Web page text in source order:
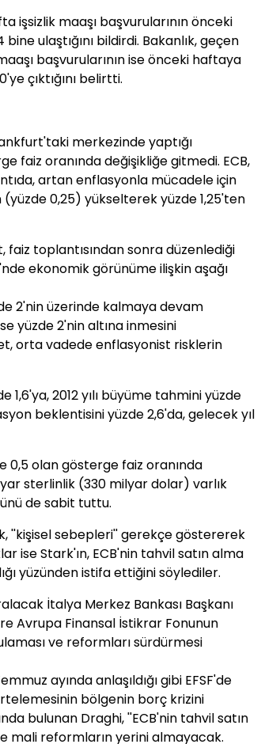
işsizlik maaşı başvurularının önceki
ulaştığını bildirdi. Bakanlık, geçen
başvurularının ise önceki haftaya
çıktığını belirtti.
merkezinde yaptığı
faiz oranında değişikliğe gitmedi. ECB,
artan enflasyonla mücadele için
0,25) yükselterek yüzde 1,25'ten
faiz toplantısından sonra düzenlediği
ekonomik görünüme ilişkin aşağı
2'nin üzerinde kalmaya devam
yüzde 2'nin altına inmesini
orta vadede enflasyonist risklerin
1,6'ya, 2012 yılı büyüme tahmini yüzde
beklentisini yüzde 2,6'da, gelecek yıl
0,5 olan gösterge faiz oranında
sterlinlik (330 milyar dolar) varlık
de sabit tuttu.
''kişisel sebepleri'' gerekçe göstererek
ise Stark'ın, ECB'nin tahvil satın alma
yüzünden istifa ettiğini söylediler.
İtalya Merkez Bankası Başkanı
Avrupa Finansal İstikrar Fonunun
ve reformları sürdürmesi
ayında anlaşıldığı gibi EFSF'de
bölgenin borç krizini
bulunan Draghi, ''ECB'nin tahvil satın
mali reformların yerini almayacak.